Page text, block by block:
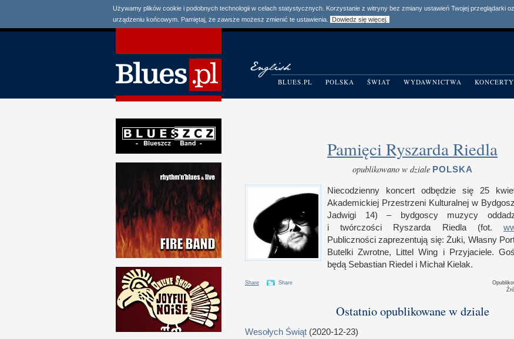
Używamy plików cookie i podobnych technologii w celach statystycznych. Korzystanie z witryny bez zmiany ustawień Twojej przeglądarki
urządzeniu końcowym. Pamiętaj, że zawsze możesz zmienić te ustawienia.
Dowiedz się więcej.
BLUES.PL POLSKA ŚWIAT WYDAWNICTWA KONCERTY
Pamięci Ryszarda Riedla
opublikowano w dziale POLSKA
Niecodzienny koncert odbędzie się 25
Akademickiej Przestrzeni Kulturalnej w B
Jadwigi 14) – bydgoscy muzycy
i twórczości Ryszarda Riedla (fot.
Publiczności zaprezentują się: Żuki, Własny
Butelki Zwrotne, Littel Wing i Przyjaciele.
będą Sebastian Riedel i Michał Kielak.
Share Share
Ostatnio opublikowane w dziale
Wesołych Świąt (2020-12-23)